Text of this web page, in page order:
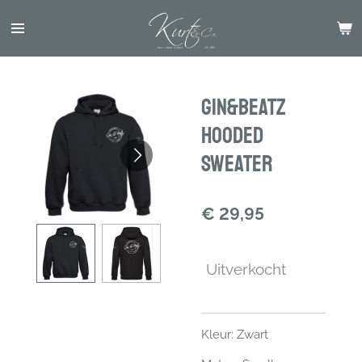
direct
Gin&Beatz
Hooded
Sweater
€ 29,95
Uitverkocht
Kleur: Zwart